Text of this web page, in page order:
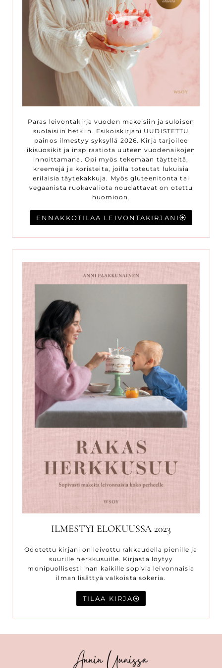
Paras leivontakirja vuoden makeisiin ja suloisen
suolaisiin hetkiin. Esikoiskirjani UUDISTETTU
painos ilmestyy syksyllä 2026. Kirja tarjoilee
ikisuosikit ja inspiraatiota uuteen vuodenaikojen
innoittamana. Opi myös tekemään täytteitä,
kreemejä ja koristeita, joilla toteutat lukuisia
erilaisia täytekakkuja. Myös gluteenitonta tai
vegaanista ruokavaliota noudattavat on otettu
huomioon.
ENNAKKOTILAA LEIVONTAKIRJANI
ILMESTYI ELOKUUSSA 2023
Odotettu kirjani on leivottu rakkaudella pienille ja
suurille herkkusuille. Kirjasta löytyy
monipuollisesti ihan kaikille sopivia leivonnaisia
ilman lisättyä valkoista sokeria.
TILAA KIRJA